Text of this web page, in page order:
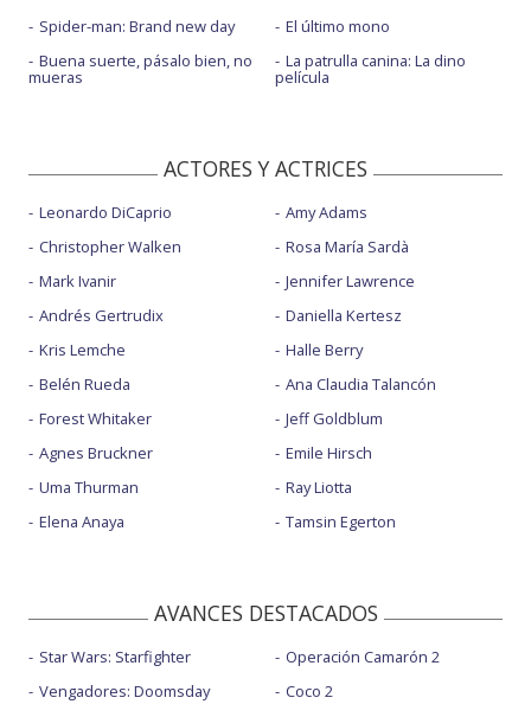
Spider-man: Brand new day
Buena suerte, pásalo bien, no
mueras
El último mono
La patrulla canina: La dino
película
ACTORES Y ACTRICES
Leonardo DiCaprio
Christopher Walken
Mark Ivanir
Andrés Gertrudix
Kris Lemche
Belén Rueda
Forest Whitaker
Agnes Bruckner
Uma Thurman
Elena Anaya
Amy Adams
Rosa María Sardà
Jennifer Lawrence
Daniella Kertesz
Halle Berry
Ana Claudia Talancón
Jeff Goldblum
Emile Hirsch
Ray Liotta
Tamsin Egerton
AVANCES DESTACADOS
Star Wars: Starfighter
Vengadores: Doomsday
Operación Camarón 2
Coco 2